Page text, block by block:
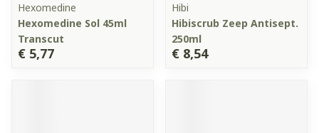
Hexomedine
Hexomedine Sol 45ml
Transcut
€ 5,77
Hibi
Hibiscrub Zeep Antisept.
250ml
€ 8,54